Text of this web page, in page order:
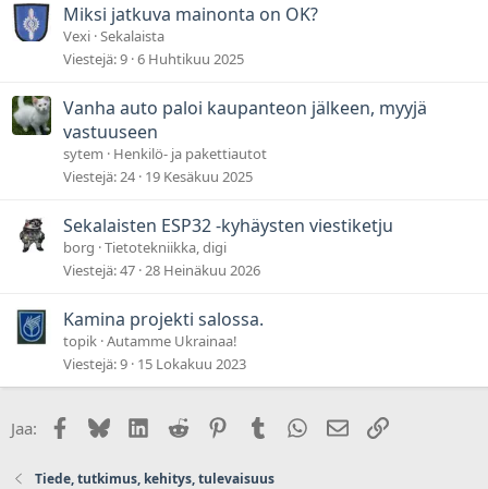
Miksi jatkuva mainonta on OK?
Vexi Sekalaista
Viestejä 9 6 Huhtikuu 2025
Vanha auto paloi kaupanteon jälkeen, myyjä
vastuuseen
sytem
Henkilö- ja pakettiautot
Viestejä 24 19 Kesäkuu 2025
Sekalaisten ESP32 -kyhäysten viestiketju
borg Tietotekniikka, digi
Viestejä 47 28 Heinäkuu 2026
Kamina projekti salossa.
topik Autamme Ukrainaa!
Viestejä 9 15 Lokakuu 2023
Jaa: Facebook
BlueskyLinkedIn
Reddit PinterestTumblr WhatsApp
Sähköposti
Linkki
Tiede, tutkimus, kehitys, tulevaisuus